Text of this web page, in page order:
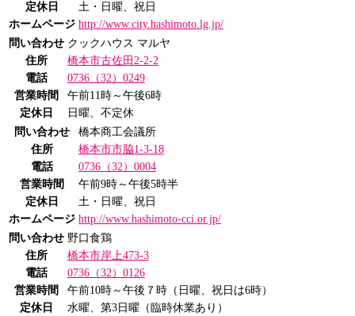
定休日
土・日曜、祝日
ホームページ http://www.city.hashimoto.lg.jp/
問い合わせ クックハウス マルヤ
住所
橋本市古佐田2-2-2
電話
0736（32）0249
営業時間
午前11時～午後6時
定休日
日曜、不定休
問い合わせ
橋本商工会議所
住所
橋本市市脇1-3-18
電話
0736（32）0004
営業時間
午前9時～午後5時半
定休日
土・日曜、祝日
ホームページ http://www.hashimoto-cci.or.jp/
問い合わせ 野口食鶏
住所
橋本市岸上473-3
電話
0736（32）0126
営業時間
午前10時～午後７時（日曜、祝日は6時）
定休日
水曜、第3日曜（臨時休業あり）